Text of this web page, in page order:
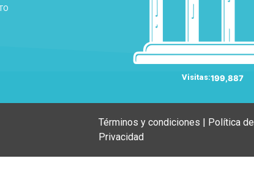
Visitas:199,887
Términos y condiciones | Política de
Privacidad